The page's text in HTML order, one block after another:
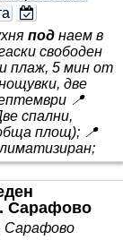
под наем в
свободен
плаж, 5 мин от
две
📍
спални,
площ); 📍
Сарафово
Сарафово